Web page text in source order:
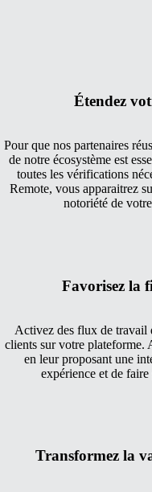
Étendez
Pour que nos partenaires
de notre écosystème est
toutes les vérifications
Remote, vous apparaitrez
notoriété de
Favorisez la
Activez des flux de travail
clients sur votre plateforme.
en leur proposant une
expérience et de
Transformez la